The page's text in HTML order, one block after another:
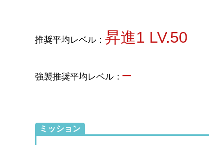
推奨平均レベル： 昇進1 LV.50
強襲推奨平均レベル： –
ミッション